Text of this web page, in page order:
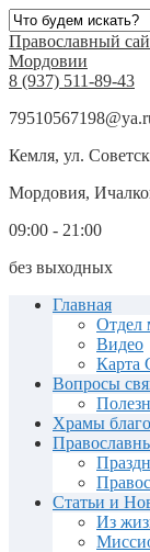
Православный
Мордовии
8 (937) 511-89-43
Кемля, ул.
Мордовия,
09:00 - 21:00
без выходных
Главная
Отдел
Видео
Карта
Вопросы
Храмы
Статьи и
Из